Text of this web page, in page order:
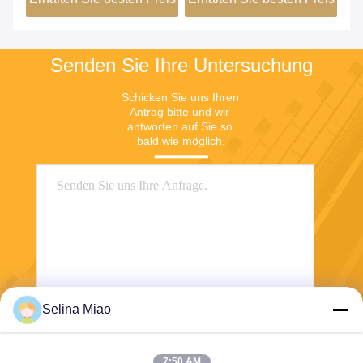
Senden Sie Ihre Untersuchung
Schicken Sie uns Ihren
Antrag bitte und wir
antworten auf Sie so
bald wie möglich.
Senden Sie
Selina Miao